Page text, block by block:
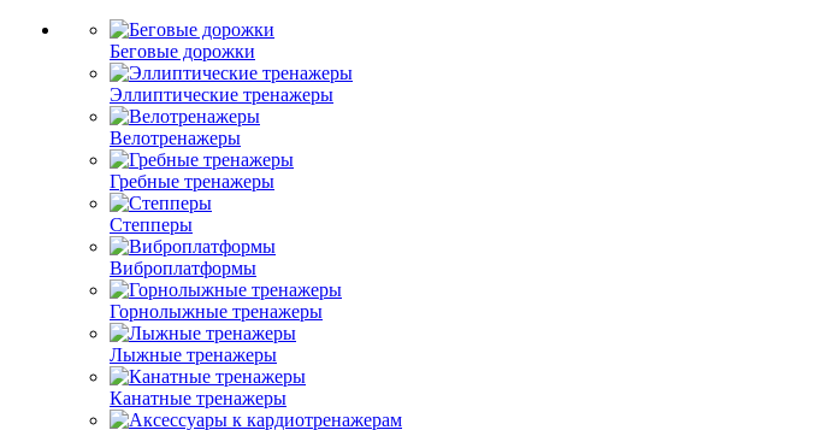
Беговые дорожки
Эллиптические тренажеры
Велотренажеры
Гребные тренажеры
Степперы
Виброплатформы
Горнолыжные тренажеры
Лыжные тренажеры
Канатные тренажеры